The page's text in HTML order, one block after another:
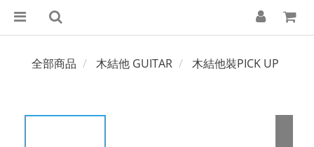
全部商品 木結他 GUITAR 木結他裝PICK UP